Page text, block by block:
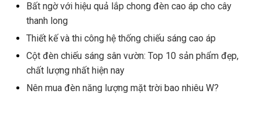
Bất ngờ với hiệu quả lắp chong đèn cao áp cho cây
thanh long
Thiết kế và thi công hệ thống chiếu sáng cao áp
Cột đèn chiếu sáng sân vườn: Top 10 sản phẩm đẹp,
chất lượng nhất hiện nay
Nên mua đèn năng lượng mặt trời bao nhiêu W?